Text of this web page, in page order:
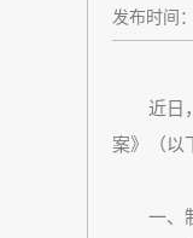
发布时间
近日，
案》（以
一、制